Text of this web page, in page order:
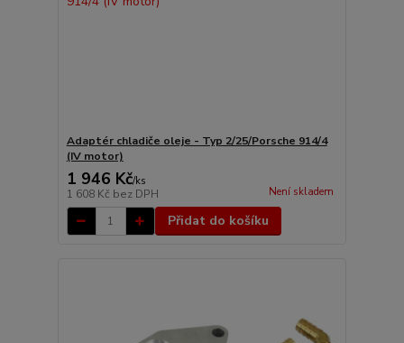
Adaptér chladiče oleje - Typ 2/25/Porsche 914/4
(IV motor)
1 946 Kč/ks
1 608 Kč bez DPH Není skladem
Přidat do košíku